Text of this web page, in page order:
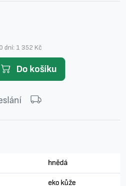
dní: 1 352 Kč
Do košíku
hnědá
eko kůže